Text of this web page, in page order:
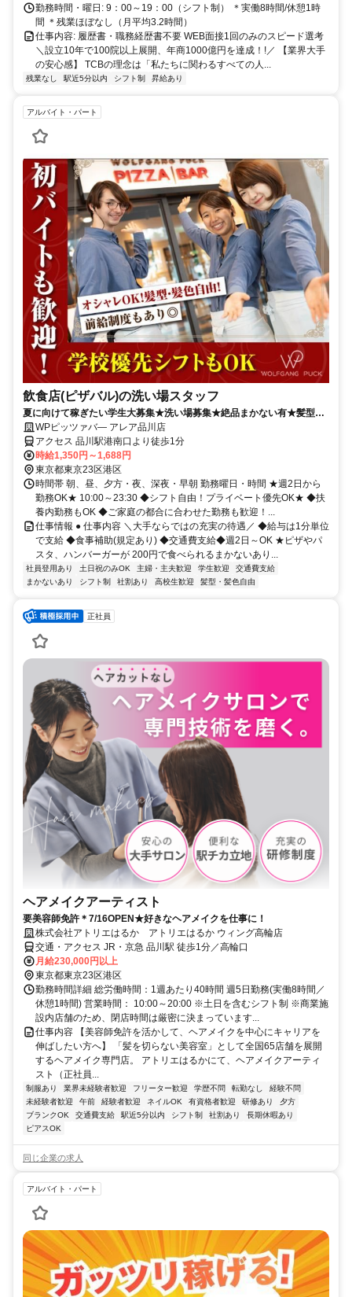
勤務時間・曜日: 9：00～19：00（シフト制） ＊実働8時間/休憩1時
間 ＊残業ほぼなし（月平均3.2時間）
仕事内容: 履歴書・職務経歴書不要 WEB面接1回のみのスピード選考
＼設立10年で100院以上展開、年商1000億円を達成！!／ 【業界大手
の安心感】 TCBの理念は「私たちに関わるすべての人...
残業なし 駅近5分以内 シフト制 昇給あり
アルバイト・パート
飲食店(ピザバル)の洗い場スタッフ
夏に向けて稼ぎたい学生大募集★洗い場募集★絶品まかない有★髪型・
髪色自由★履歴書不要
WPピッツァバ― アレア品川店
アクセス 品川駅港南口より徒歩1分
時給1,350円～1,688円
東京都東京23区港区
時間帯 朝、昼、夕方・夜、深夜・早朝 勤務曜日・時間 ★週2日から
勤務OK★ 10:00～23:30 ◆シフト自由！プライベート優先OK★ ◆扶
養内勤務もOK ◆ご家庭の都合に合わせた勤務も歓迎！...
仕事情報 ● 仕事内容 ＼大手ならではの充実の待遇／ ◆給与は1分単位
で支給 ◆食事補助(規定あり) ◆交通費支給◆週2日～OK ★ピザやパ
スタ、ハンバーガーが 200円で食べられるまかないあり...
社員登用あり 土日祝のみOK 主婦・主夫歓迎 学生歓迎
交通費支給
まかないあり
シフト制 社割あり 高校生歓迎 髪型・髪色自由
正社員
ヘアメイクアーティスト
要美容師免許＊7/16OPEN★好きなヘアメイクを仕事に！
株式会社アトリエはるか アトリエはるか ウィング高輪店
交通・アクセス JR・京急 品川駅 徒歩1分／高輪口
月給230,000円以上
東京都東京23区港区
勤務時間詳細 総労働時間：1週あたり40時間 週5日勤務(実働8時間／
休憩1時間) 営業時間： 10:00～20:00 ※土日を含むシフト制 ※商業施
設内店舗のため、閉店時間は厳密に決まっています...
仕事内容 【美容師免許を活かして、ヘアメイクを中心にキャリアを
伸ばしたい方へ】 「髪を切らない美容室」として全国65店舗を展開
するヘアメイク専門店。 アトリエはるかにて、ヘアメイクアーティ
スト（正社員...
制服あり 業界未経験者歓迎 フリーター歓迎 学歴不問 転勤なし
経験不問
未経験者歓迎
午前 経験者歓迎 ネイルOK 有資格者歓迎 研修あり
夕方
ブランクOK
交通費支給 駅近5分以内 シフト制 社割あり
長期休暇あり
ピアスOK
同じ企業の求人
アルバイト・パート